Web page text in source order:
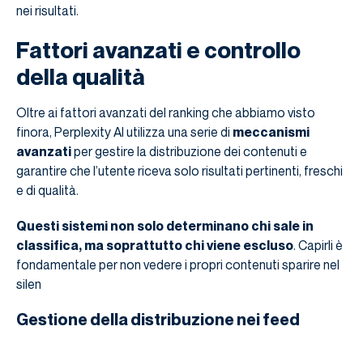
nei risultati.
Fattori avanzati e controllo
della qualità
Oltre ai fattori avanzati del ranking che abbiamo visto
finora, Perplexity AI utilizza una serie di meccanismi
avanzatiper gestire la distribuzione dei contenuti e
garantire che l’utente riceva solo risultati pertinenti, freschi
e di qualità.
Questi sistemi non solo determinano chi sale in
classifica, ma soprattutto chi viene escluso. Capirli è
fondamentale per non vedere i propri contenuti sparire nel
silen
Gestione della distribuzione nei feed